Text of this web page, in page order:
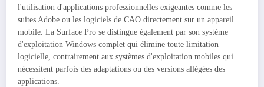
l'utilisation d'applications professionnelles exigeantes comme les
suites Adobe ou les logiciels de CAO directement sur un appareil
mobile. La Surface Pro se distingue également par son système
d'exploitation Windows complet qui élimine toute limitation
logicielle, contrairement aux systèmes d'exploitation mobiles qui
nécessitent parfois des adaptations ou des versions allégées des
applications.